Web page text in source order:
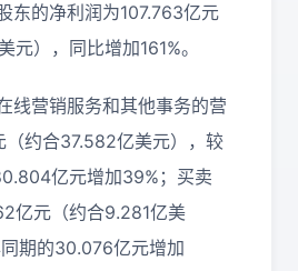
东的净利润为107.763亿元
元），同比增加161%。
线营销服务和其他事务的营
（约合37.582亿美元），较
亿元增加39%；买卖
亿元（约合9.281亿美
期的30.076亿元增加